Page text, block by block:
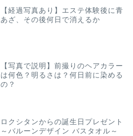
【経過写真あり】エステ体験後に青
あざ、その後何日で消えるか
【写真で説明】前撮りのヘアカラー
は何色？明るさは？何日前に染める
の？
ロクシタンからの誕生日プレゼント
～バルーンデザイン バスタオル～